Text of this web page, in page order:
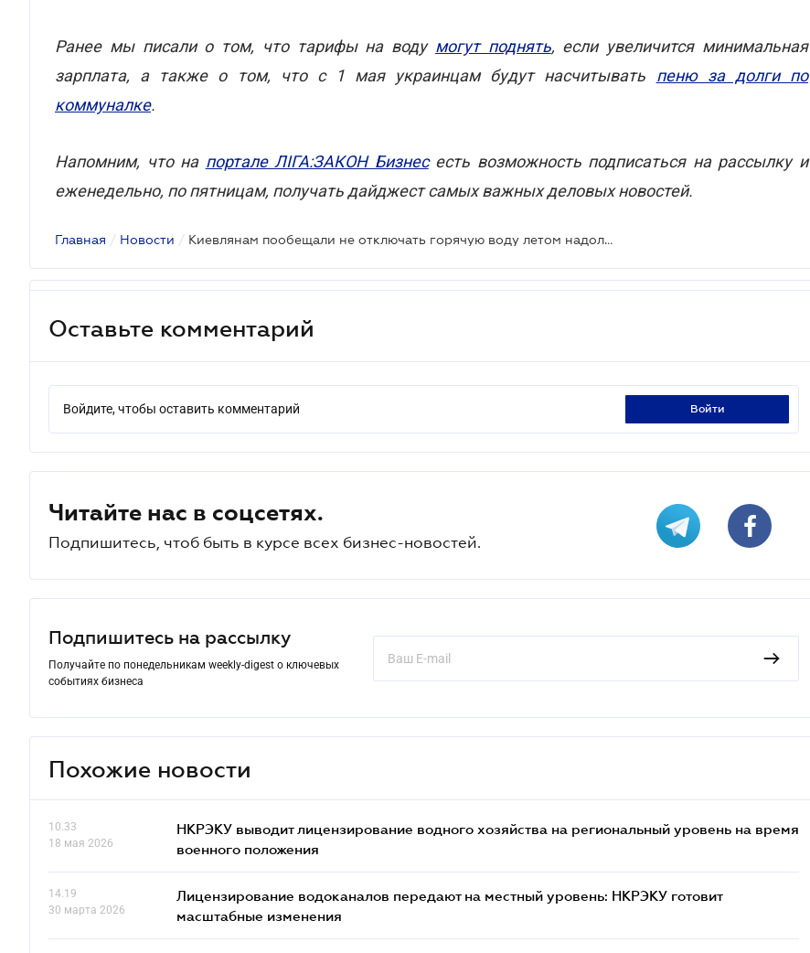
Ранее мы писали о том, что тарифы на воду могут поднять, если увеличится минимальная
зарплата, а также о том, что с 1 мая украинцам будут насчитывать пеню за долги по
коммуналке.
Напомним, что на портале ЛІГА:ЗАКОН Бизнесесть возможность подписаться на рассылку и
еженедельно, по пятницам, получать дайджест самых важных деловых новостей.
Главная / Новости / Киевлянам пообещали не отключать горячую воду летом надолго
Оставьте комментарий
Войдите, чтобы оставить комментарий войти
Читайте нас в соцсетях.
Подпишитесь, чтоб быть в курсе всех бизнес-новостей.
Подпишитесь на рассылку
Получайте по понедельникам weekly-digest о ключевых
событиях бизнеса
Похожие новости
10.33
18 мая 2026
НКРЭКУ выводит лицензирование водного хозяйства на региональный уровень на время
военного положения
14.19
30 марта 2026
Лицензирование водоканалов передают на местный уровень: НКРЭКУ готовит
масштабные изменения